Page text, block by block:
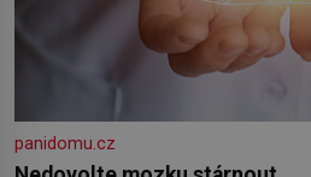
panidomu.cz